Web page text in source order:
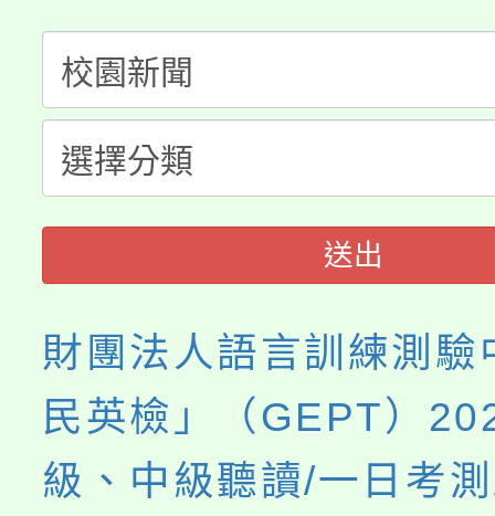
半價優惠，詳情可洽有
者。
份教師增能研習
大溪自造教育及科技中
份教師研習
淨零綠生活教案入校路
會
115年食農教育專業人
程
送出
財團法人語言訓練測驗
民英檢」（GEPT）
級、中級聽讀/一日考